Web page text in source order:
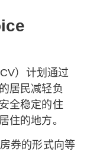
）计划通过
居民减轻负
全稳定的住
住的地方。
券的形式向等